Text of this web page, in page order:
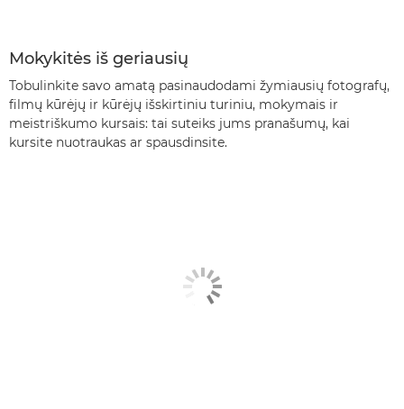
Mokykitės iš geriausių
Tobulinkite savo amatą pasinaudodami žymiausių fotografų,
filmų kūrėjų ir kūrėjų išskirtiniu turiniu, mokymais ir
meistriškumo kursais: tai suteiks jums pranašumų, kai
kursite nuotraukas ar spausdinsite.